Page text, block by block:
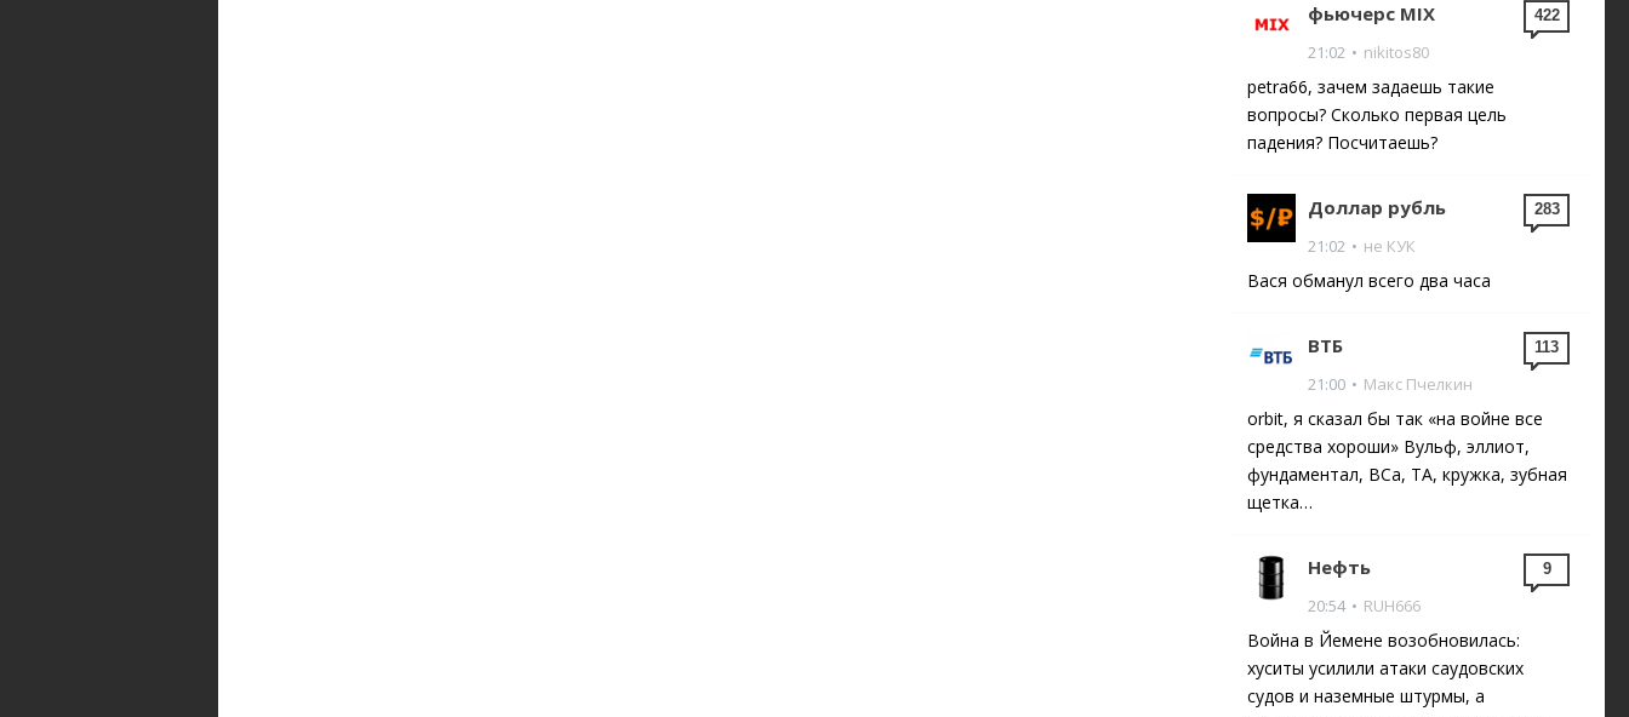
фьючерс MIX
21:02 • nikitos80
petra66, зачем задаешь такие
вопросы? Сколько первая цель
падения? Посчитаешь?
422
Доллар рубль
21:02 • не КУК
Вася обманул всего два часа
283
ВТБ
21:00 • Макс Пчелкин
orbit, я сказал бы так «на войне все
средства хороши» Вульф, эллиот,
фундаментал, ВСа, ТА, кружка, зубная
щетка…
113
Нефть
20:54 • RUH666
Война в Йемене возобновилась:
хуситы усилили атаки саудовских
судов и наземные штурмы, а
9